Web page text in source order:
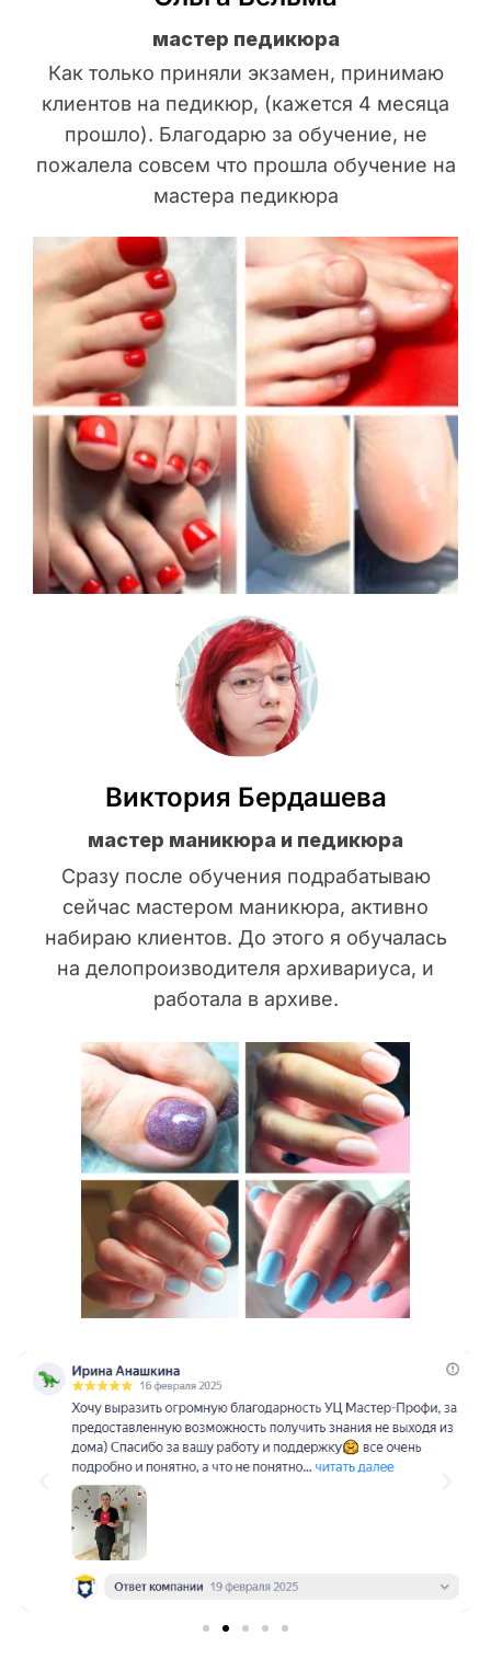
мастер педикюра
Как только приняли экзамен, принимаю
клиентов на педикюр, (кажется 4 месяца
прошло). Благодарю за обучение, не
пожалела совсем что прошла обучение на
мастера педикюра
Виктория Бердашева
мастер маникюра и педикюра
Сразу после обучения подрабатываю
сейчас мастером маникюра, активно
набираю клиентов. До этого я обучалась
на делопроизводителя архивариуса, и
работала в архиве.